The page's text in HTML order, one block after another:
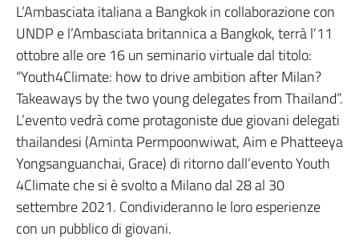
L’Ambasciata italiana a Bangkok in collaborazione con
UNDP e l’Ambasciata britannica a Bangkok, terrà l’11
ottobre alle ore 16 un seminario virtuale dal titolo:
“Youth4Climate: how to drive ambition after Milan?
Takeaways by the two young delegates from Thailand”.
L’evento vedrà come protagoniste due giovani delegati
thailandesi (Aminta Permpoonwiwat, Aim e Phatteeya
Yongsanguanchai, Grace) di ritorno dall’evento Youth
4Climate che si è svolto a Milano dal 28 al 30
settembre 2021. Condivideranno le loro esperienze
con un pubblico di giovani.